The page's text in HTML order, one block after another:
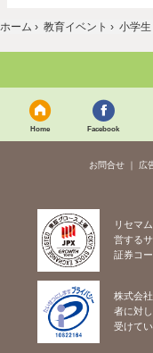
ホーム › 教育イベント › 小学生
Home Facebook
お問合せ 広
リセマ
営するサ
証券コ
株式会
者に対
受けてい